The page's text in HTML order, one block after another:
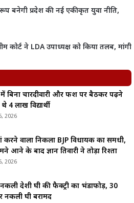
प्रदेश की नई एकीकृत युवा नीति,
कोर्ट ने LDA उपाध्यक्ष को किया तलब, मांगी
बिना चारदीवारी और फर्श पर बैठकर पढ़ने
4 लाख विद्यार्थी
2026
करने वाला निकला BJP विधायक का समधी,
आने के बाद ज्ञान तिवारी ने तोड़ा रिश्ता
2026
देशी घी की फैक्ट्री का भंडाफोड़, 30
नकली घी बरामद